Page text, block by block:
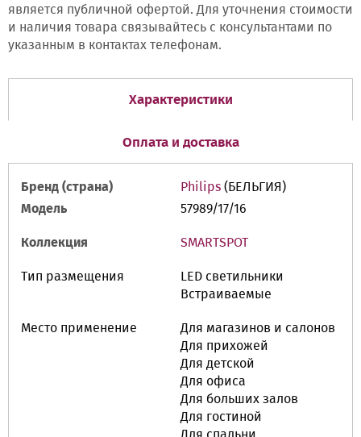
является публичной офертой. Для уточнения стоимости
и наличия товара связывайтесь с консультантами по
указанным в контактах телефонам.
Характеристики
Оплата и доставка
Бренд (страна) Philips (БЕЛЬГИЯ)
Модель
57989/17/16
Коллекция SMARTSPOT
Тип размещения
LED cветильники
Встраиваемые
Место применение
Для магазинов и салонов
Для прихожей
Для детской
Для офиса
Для больших залов
Для гостиной